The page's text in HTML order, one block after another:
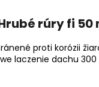
rúry fi 50
proti korózii